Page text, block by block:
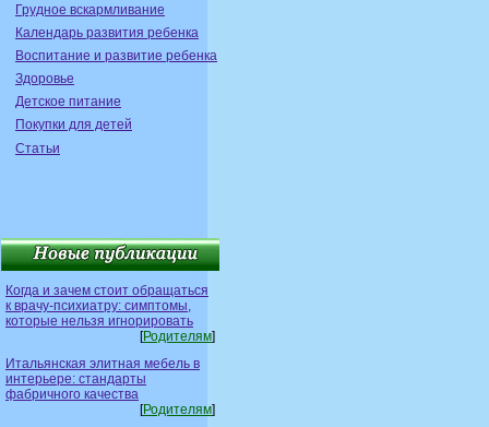
Грудное вскармливание
Календарь развития ребенка
Воспитание и развитие ребенка
Здоровье
Детское питание
Покупки для детей
Статьи
Когда и зачем стоит обращаться
к врачу-психиатру: симптомы,
которые нельзя игнорировать
[Родителям]
Итальянская элитная мебель в
интерьере: стандарты
фабричного качества
[Родителям]